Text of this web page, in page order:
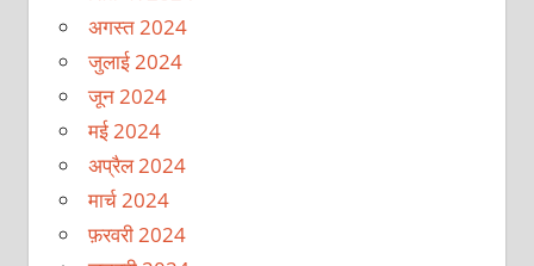
अगस्त 2024
जुलाई 2024
जून 2024
मई 2024
अप्रैल 2024
मार्च 2024
फ़रवरी 2024